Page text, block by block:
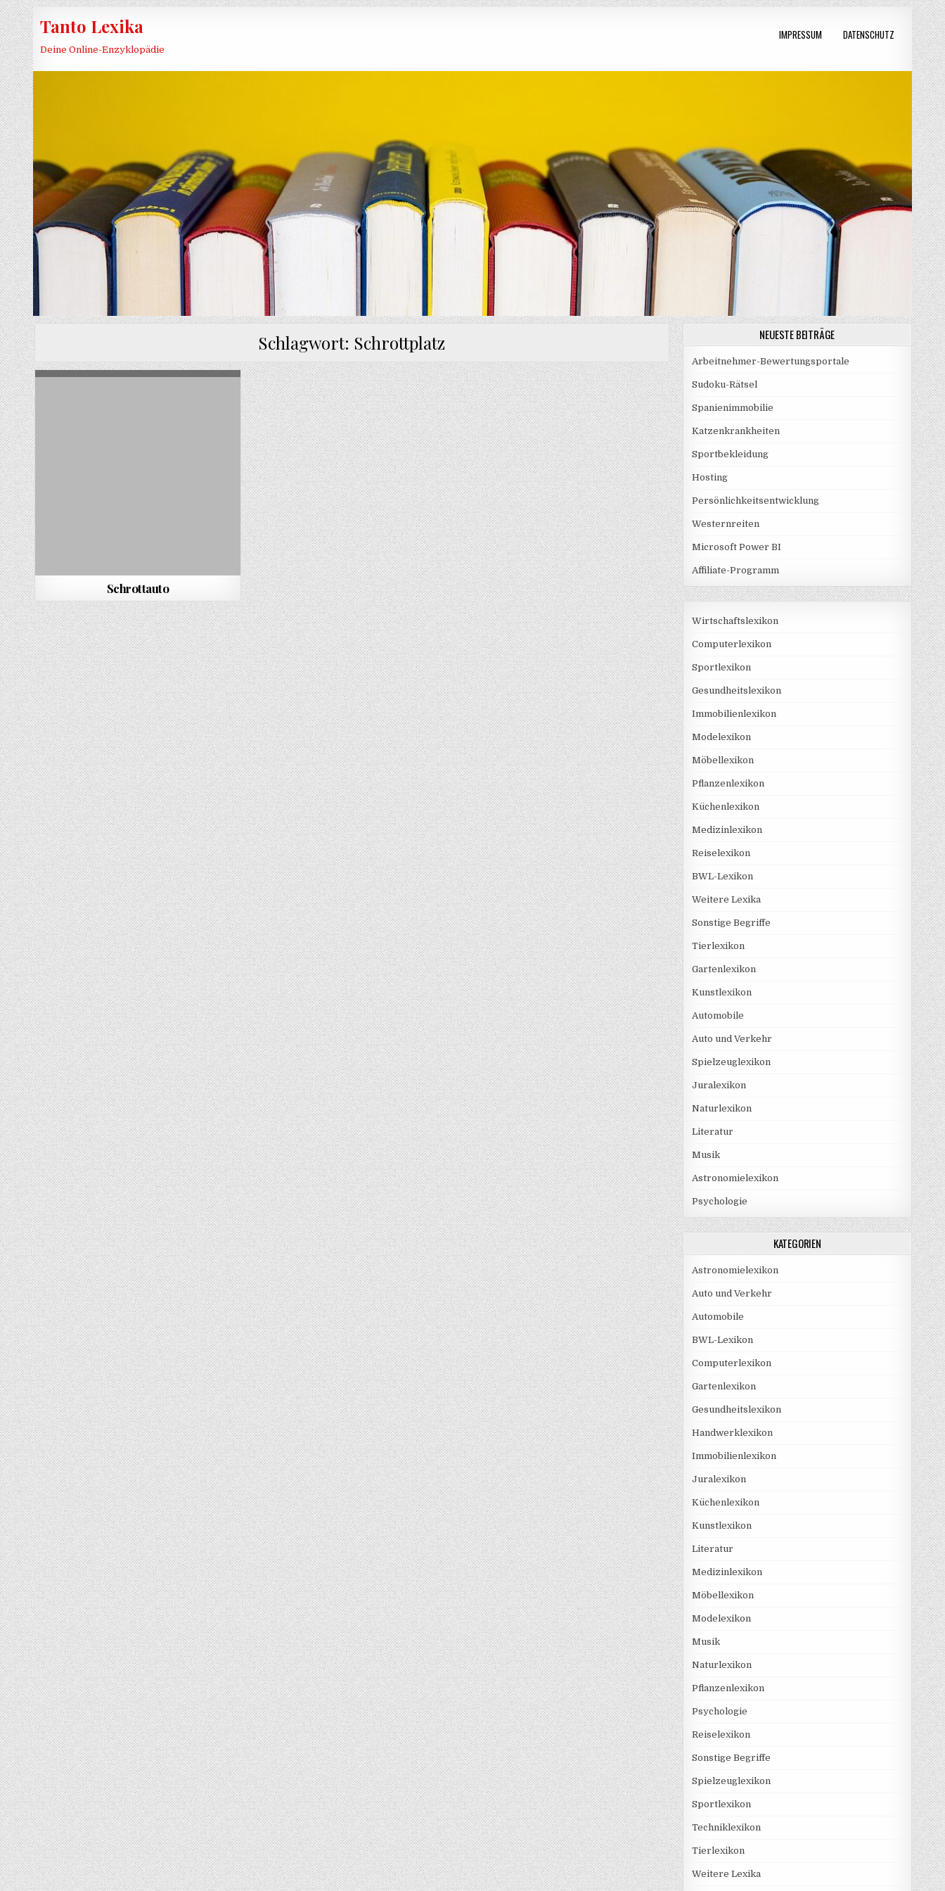
Skip to content
Tanto Lexika
Deine Online-Enzyklopädie
IMPRESSUM DATENSCHUTZ
Schlagwort: Schrottplatz
Schrottauto
NEUESTE BEITRÄGE
Arbeitnehmer-Bewertungsportale
Sudoku-Rätsel
Spanienimmobilie
Katzenkrankheiten
Sportbekleidung
Hosting
Persönlichkeitsentwicklung
Westernreiten
Microsoft Power BI
Affiliate-Programm
Wirtschaftslexikon
Computerlexikon
Sportlexikon
Gesundheitslexikon
Immobilienlexikon
Modelexikon
Möbellexikon
Pflanzenlexikon
Küchenlexikon
Medizinlexikon
Reiselexikon
BWL-Lexikon
Weitere Lexika
Sonstige Begriffe
Tierlexikon
Gartenlexikon
Kunstlexikon
Automobile
Auto und Verkehr
Spielzeuglexikon
Juralexikon
Naturlexikon
Literatur
Musik
Astronomielexikon
Psychologie
KATEGORIEN
Astronomielexikon
Auto und Verkehr
Automobile
BWL-Lexikon
Computerlexikon
Gartenlexikon
Gesundheitslexikon
Handwerklexikon
Immobilienlexikon
Juralexikon
Küchenlexikon
Kunstlexikon
Literatur
Medizinlexikon
Möbellexikon
Modelexikon
Musik
Naturlexikon
Pflanzenlexikon
Psychologie
Reiselexikon
Sonstige Begriffe
Spielzeuglexikon
Sportlexikon
Techniklexikon
Tierlexikon
Weitere Lexika